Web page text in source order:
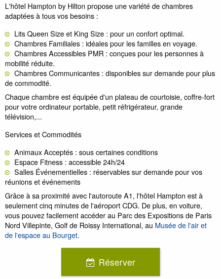
L'hôtel Hampton by Hilton propose une variété de chambres
adaptées à tous vos besoins :
Lits Queen Size et King Size : pour un confort optimal.
Chambres Familiales : idéales pour les familles en voyage.
Chambres Accessibles PMR : conçues pour les personnes à
mobilité réduite.
Chambres Communicantes : disponibles sur demande pour plus
de commodité.
Chaque chambre est équipée d'un plateau de courtoisie, coffre-fort
pour votre ordinateur portable, petit réfrigérateur, grande
télévision,...
Services et Commodités
Animaux Acceptés : sous certaines conditions
Espace Fitness : accessible 24h/24
Salles Événementielles : réservables sur demande pour vos
réunions et événements
Grâce à sa proximité avec l'autoroute A1, l'hôtel Hampton est à
seulement cinq minutes de l'aéroport CDG. De plus, en voiture,
vous pouvez facilement accéder au Parc des Expositions de Paris
Nord Villepinte, Golf de Roissy International, au Musée de l'air et
de l'espace au Bourget.
Réserver